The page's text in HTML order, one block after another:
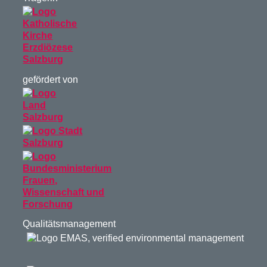
gefördert von
Qualitätsmanagement